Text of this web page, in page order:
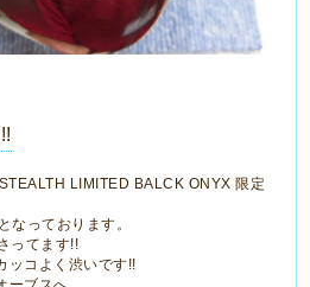
LIMITED BALCK ONYX 限定
なっております。
ってます!!
ッコよく渋いです!!